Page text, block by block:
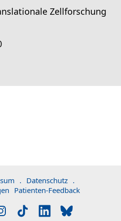
Zellforschung
. Datenschutz .
Patienten-Feedback